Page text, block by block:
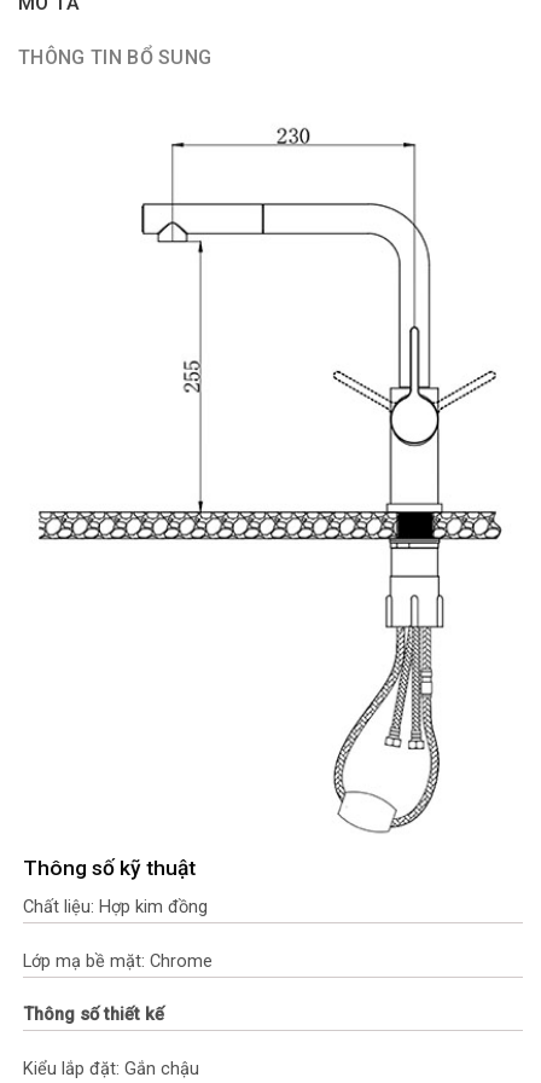
THÔNG TIN BỔ SUNG
Thông số kỹ thuật
Chất liệu: Hợp kim đồng
Lớp mạ bề mặt: Chrome
Thông số thiết kế
Kiểu lắp đặt: Gắn chậu